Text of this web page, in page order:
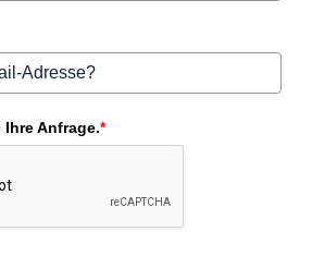
Anfrage.*